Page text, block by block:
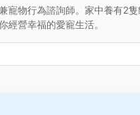
寵物行為諮詢師。家中養有2
經營幸福的愛寵生活。